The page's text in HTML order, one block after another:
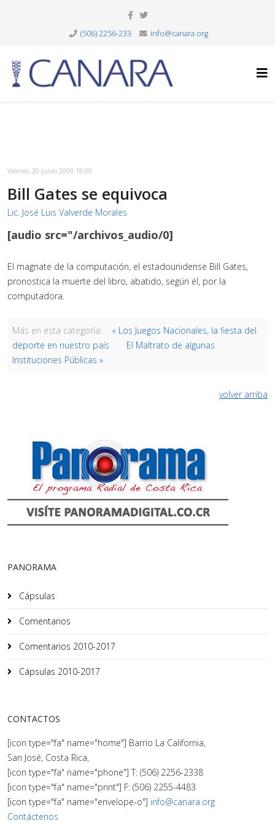
(506) 2256-233 info@canara.org
Viernes, 30 Junio 2000 18:00
Bill Gates se equivoca
Lic. José Luis Valverde Morales
[audio src="/archivos_audio/0]
El magnate de la computación, el estadounidense Bill Gates,
pronostica la muerte del libro, abatido, según él, por la
computadora.
Más en esta categoría:
« Los Juegos Nacionales, la fiesta del
deporte en nuestro país
El Maltrato de algunas
Instituciones Públicas »
volver arriba
PANORAMA
Cápsulas
Comentarios
Comentarios 2010-2017
Cápsulas 2010-2017
CONTACTOS
[icon type="fa" name="home"] Barrio La California,
San José, Costa Rica,
[icon type="fa" name="phone"] T: (506) 2256-2338
[icon type="fa" name="print"] F: (506) 2255-4483
[icon type="fa" name="envelope-o"] info@canara.org
Contáctenos